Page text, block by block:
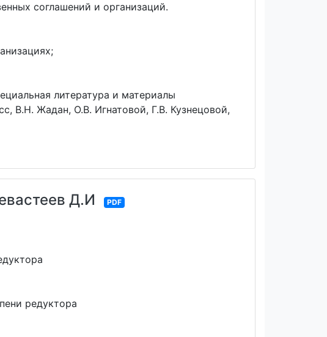
соглашений и организаций.
литература и материалы
В.Н. Жадан, О.В. Игнатовой, Г.В. Кузнецовой,
Д.И PDF
редуктора